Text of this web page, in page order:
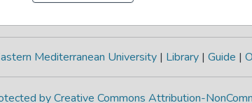
Mediterranean University | Library | Guide |
by Creative Commons Attribution-